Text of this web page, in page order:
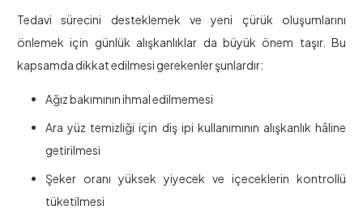
Tedavi sürecini desteklemek ve yeni çürük oluşumlarını
önlemek için günlük alışkanlıklar da büyük önem taşır. Bu
kapsamda dikkat edilmesi gerekenler şunlardır:
Ağız bakımının ihmal edilmemesi
Ara yüz temizliği için diş ipi kullanımının alışkanlık hâline
getirilmesi
Şeker oranı yüksek yiyecek ve içeceklerin kontrollü
tüketilmesi